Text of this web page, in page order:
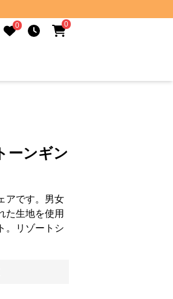
0 0
ーンギン
アです。男女
た生地を使用
。リゾートシ